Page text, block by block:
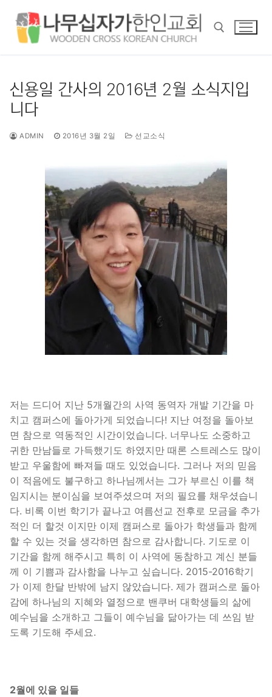
신용일 간사의 2016년 2월 소식지입
니다
ADMIN 2016년 3월 2일 선교소식
저는 드디어 지난 5개월간의 사역 동역자 개발 기간을 마
치고 캠퍼스에 돌아가게 되었습니다! 지난 여정을 돌아보
면 참으로 역동적인 시간이었습니다. 너무나도 소중하고
귀한 만남들로 가득했기도 하였지만 때론 스트레스도 많이
받고 우울함에 빠져들 때도 있었습니다. 그러나 저의 믿음
이 적음에도 불구하고 하나님께서는 그가 부르신 이를 책
임지시는 분이심을 보여주셨으며 저의 필요를 채우셨습니
다. 비록 이번 학기가 끝나고 여름선교 전후로 모금을 추가
적인 더 할것 이지만 이제 캠퍼스로 돌아가 학생들과 함께
할 수 있는 것을 생각하면 참으로 감사합니다. 기도로 이
기간을 함께 해주시고 특히 이 사역에 동참하고 계신 분들
께 이 기쁨과 감사함을 나누고 싶습니다. 2015-2016학기
가 이제 한달 반밖에 남지 않았습니다. 제가 캠퍼스로 돌아
감에 하나님의 지혜와 열정으로 밴쿠버 대학생들의 삶에
예수님을 소개하고 그들이 예수님을 닮아가는 데 쓰임 받
도록 기도해 주세요.
2월에 있을 일들